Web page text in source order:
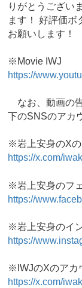
りがとうござい
ます！ 好評価ボ
お願いします！
※Movie IWJ
https://
なお、動画の
下のSNSのアカ
※岩上安身のXの
https://x.com/
※岩上安身のフ
https://
※岩上安身のイ
https://
※IWJのXのアカ
https://x.com/